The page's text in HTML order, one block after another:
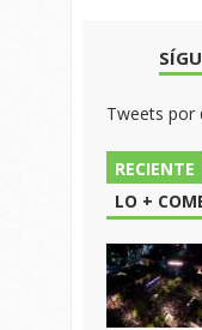
Tweets por
RECIENTE
LO +